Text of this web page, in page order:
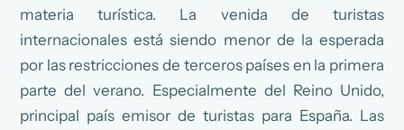
materia turística. La venida de turistas
internacionales está siendo menor de la esperada
por las restricciones de terceros países en la primera
parte del verano. Especialmente del Reino Unido,
principal país emisor de turistas para España. Las